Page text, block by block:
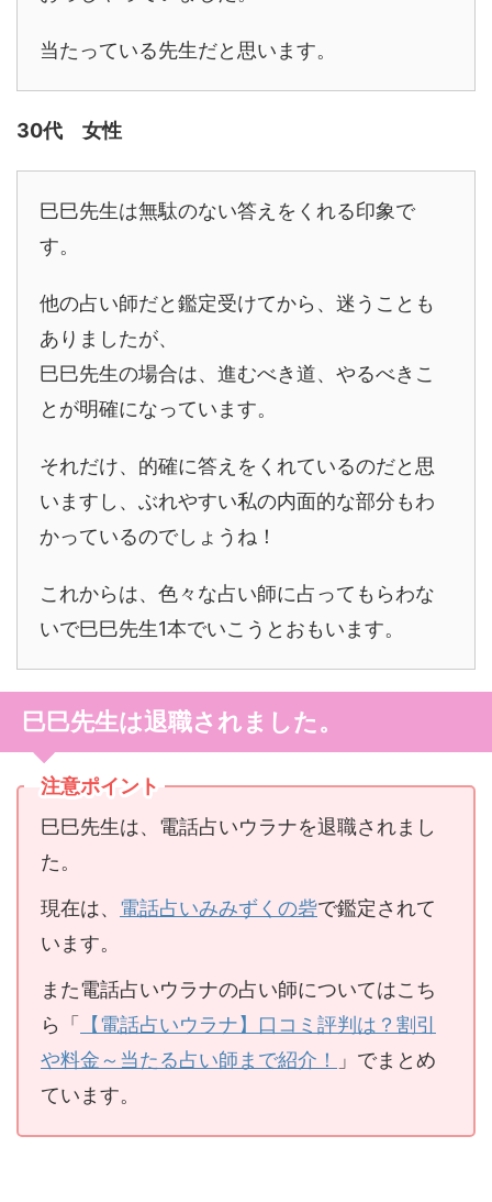
当たっている先生だと思います。
30代 女性
巳巳先生は無駄のない答えをくれる印象で
す。
他の占い師だと鑑定受けてから、迷うことも
ありましたが、
巳巳先生の場合は、進むべき道、やるべきこ
とが明確になっています。
それだけ、的確に答えをくれているのだと思
いますし、ぶれやすい私の内面的な部分もわ
かっているのでしょうね！
これからは、色々な占い師に占ってもらわな
いで巳巳先生1本でいこうとおもいます。
巳巳先生は退職されました。
注意ポイント
巳巳先生は、電話占いウラナを退職されまし
た。
現在は、 電話占いみみずくの砦で鑑定されて
います。
また電話占いウラナの占い師についてはこち
ら「
【電話占いウラナ】口コミ評判は？割引
や料金～当たる占い師まで紹介！
」でまとめ
ています。